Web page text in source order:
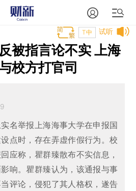
试听
T中
被指言论不实 上海
校方打官司
名举报上海海事大学在申报国
点时，存在弄虚作假行为。校
应称，瞿群臻散布不实信息，
响。瞿群臻认为，该通报与事
评论，侵犯了其人格权，遂告